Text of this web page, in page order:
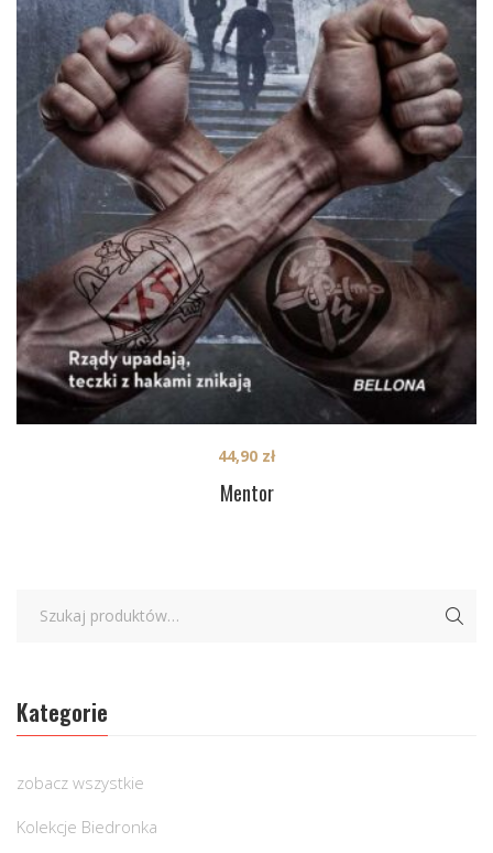
Mentor
44,90 zł
Kategorie
zobacz wszystkie
Kolekcje Biedronka